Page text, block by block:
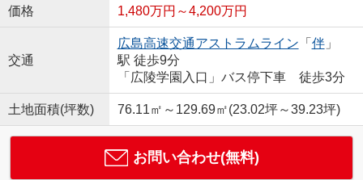
価格 1,480万円～4,200万円
交通
広島高速交通アストラムライン 「 伴」
駅 徒歩9分
「広陵学園入口」バス停下車 徒歩3分
土地面積(坪数) 76.11㎡～129.69㎡(23.02坪～39.23坪)
お問い合わせ(無料)